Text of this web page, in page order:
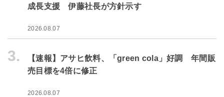
成長支援 伊藤社長が方針示す
2026.08.07
3.
【速報】アサヒ飲料、「green cola」好調 年間販
売目標を4倍に修正
2026.08.07